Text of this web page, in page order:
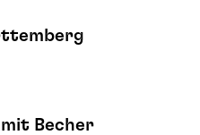
Becher